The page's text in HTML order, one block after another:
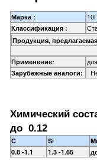
Марка :
Классификация :
Продукция,
Применение:
Зарубежные аналоги:
Химический
до 0.12
C Si
0.8 -1.1
1.3 -1.65